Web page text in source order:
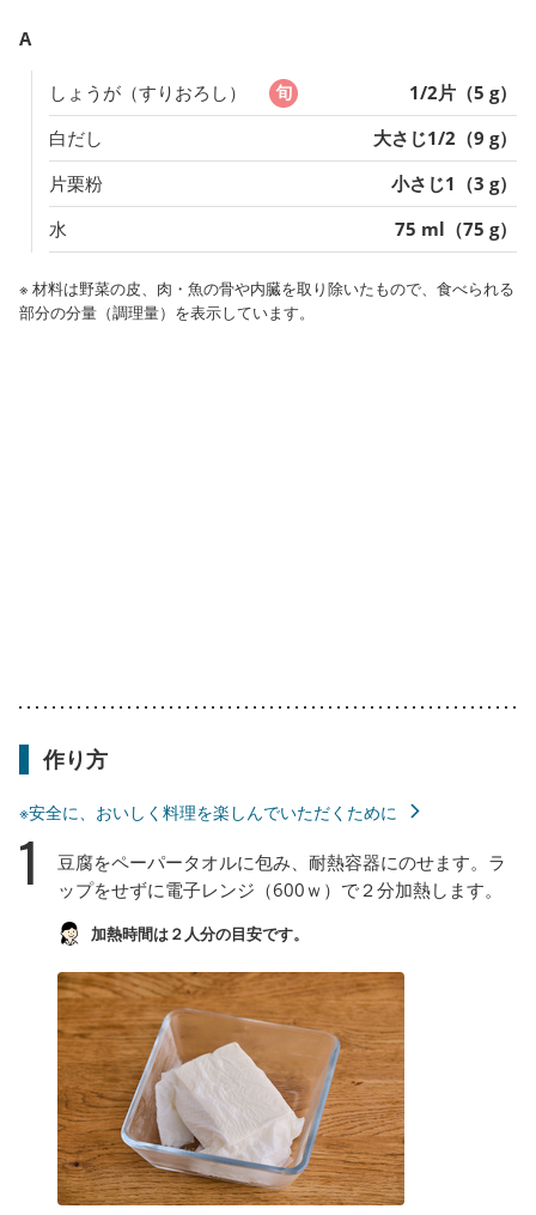
A
しょうが（すりおろし）
1/2片（5 g）
白だし
大さじ1/2（9 g）
片栗粉
小さじ1（3 g）
水
75 ml（75 g）
※ 材料は野菜の皮、肉・魚の骨や内臓を取り除いたもので、食べられる
部分の分量（調理量）を表示しています。
作り方
※安全に、おいしく料理を楽しんでいただくために
1
豆腐をペーパータオルに包み、耐熱容器にのせます。ラ
ップをせずに電子レンジ（600ｗ）で２分加熱します。
加熱時間は２人分の目安です。